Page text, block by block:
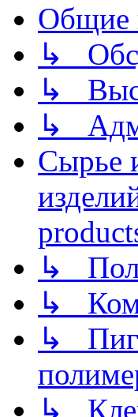
Общие
↳
↳
↳
Сырье
↳
↳
↳
↳